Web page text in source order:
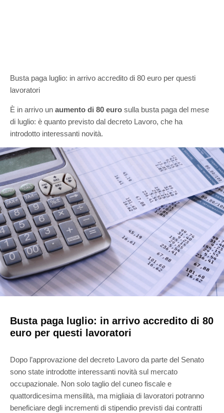
Busta paga luglio: in arrivo accredito di 80 euro per questi
lavoratori
È in arrivo un aumento di 80 euro sulla busta paga del mese
di luglio: è quanto previsto dal decreto Lavoro, che ha
introdotto interessanti novità.
Busta paga luglio: in arrivo accredito di 80
euro per questi lavoratori
Dopo l’approvazione del decreto Lavoro da parte del Senato
sono state introdotte interessanti novità sul mercato
occupazionale. Non solo taglio del cuneo fiscale e
quattordicesima mensilità, ma migliaia di lavoratori potranno
beneficiare degli incrementi di stipendio previsti dai contratti